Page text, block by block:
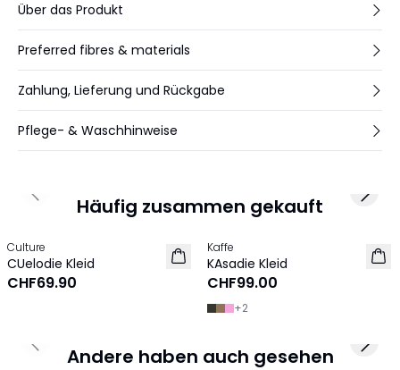
Über das Produkt
Preferred fibres & materials
Zahlung, Lieferung und Rückgabe
Pflege- & Waschhinweise
Häufig zusammen gekauft
NEU
Culture
CUelodie Kleid
CHF69.90
NEU
Kaffe
KAsadie Kleid
CHF99.00
+2
Previous slide Next
Andere haben auch gesehen
Previous slide Next